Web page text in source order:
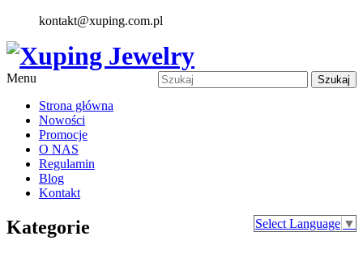
kontakt@xuping.com.pl
Szukaj
Menu
Strona główna
Nowości
Promocje
O NAS
Regulamin
Blog
Kontakt
Select Language ▼
Kategorie